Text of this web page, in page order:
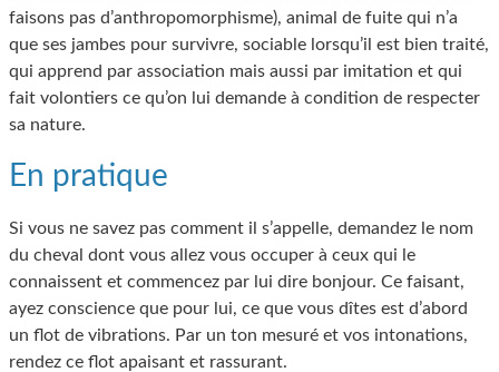
faisons pas d’anthropomorphisme), animal de fuite qui n’a
que ses jambes pour survivre, sociable lorsqu’il est bien traité,
qui apprend par association mais aussi par imitation et qui
fait volontiers ce qu’on lui demande à condition de respecter
sa nature.
En pratique
Si vous ne savez pas comment il s’appelle, demandez le nom
du cheval dont vous allez vous occuper à ceux qui le
connaissent et commencez par lui dire bonjour. Ce faisant,
ayez conscience que pour lui, ce que vous dîtes est d’abord
un flot de vibrations. Par un ton mesuré et vos intonations,
rendez ce flot apaisant et rassurant.